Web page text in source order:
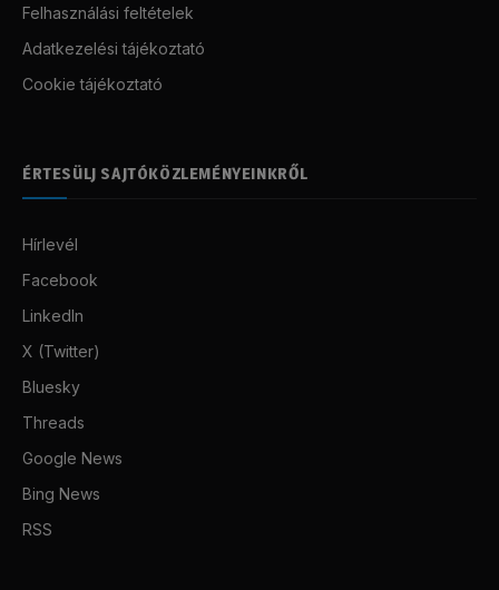
Felhasználási feltételek
Adatkezelési tájékoztató
Cookie tájékoztató
ÉRTESÜLJ SAJTÓKÖZLEMÉNYEINKRŐL
Hírlevél
Facebook
LinkedIn
X (Twitter)
Bluesky
Threads
Google News
Bing News
RSS